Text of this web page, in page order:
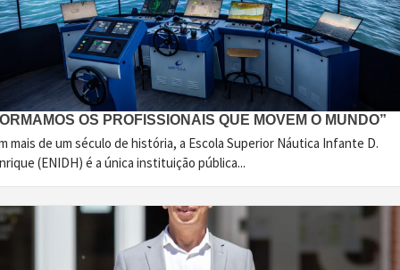
OS PROFISSIONAIS QUE MOVEM O MUNDO”
mais de um século de história, a Escola Superior Náutica Infante D.
(ENIDH) é a única instituição pública...